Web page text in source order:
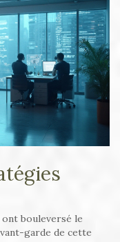
bouleversé le
garde de cette